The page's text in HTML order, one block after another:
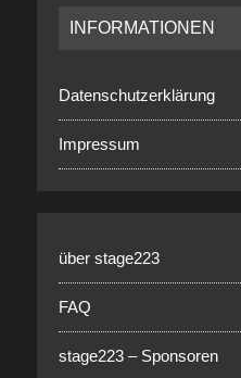
INFORMATIONEN
Datenschutzerklärung
Impressum
über stage223
FAQ
stage223 – Sponsoren